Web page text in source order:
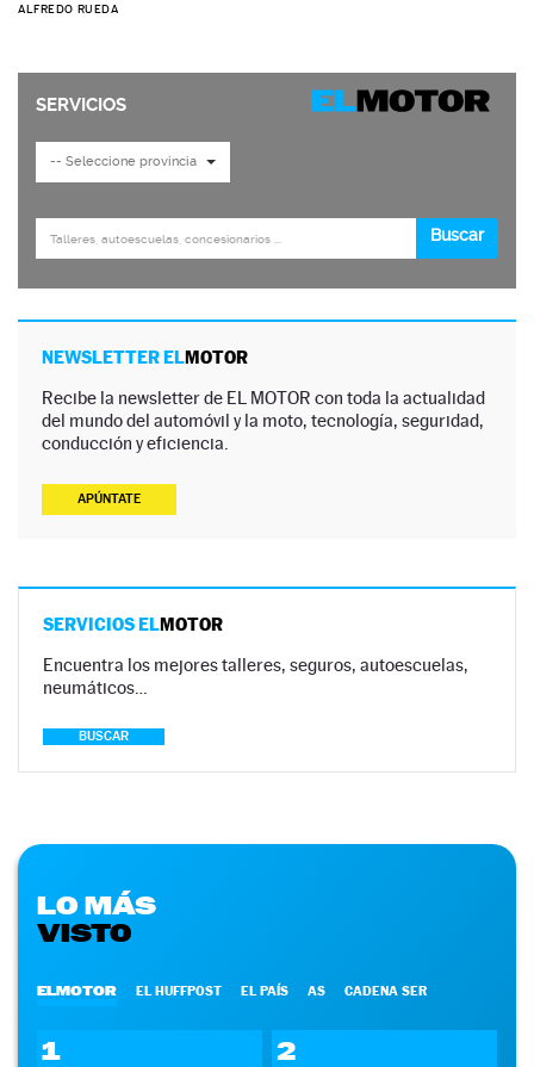
ALFREDO RUEDA
NEWSLETTER ELMOTOR
Recibe la newsletter de EL MOTOR con toda la actualidad
del mundo del automóvil y la moto, tecnología, seguridad,
conducción y eficiencia.
APÚNTATE
SERVICIOS ELMOTOR
Encuentra los mejores talleres, seguros, autoescuelas,
neumáticos…
BUSCAR
LO MÁS
VISTO
ELMOTOR EL HUFFPOST EL PAÍS AS CADENA SER
1 2